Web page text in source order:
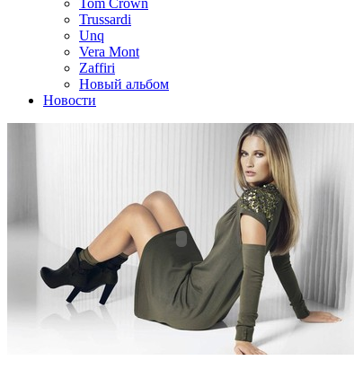
Tom Crown
Trussardi
Unq
Vera Mont
Zaffiri
Новый альбом
Новости